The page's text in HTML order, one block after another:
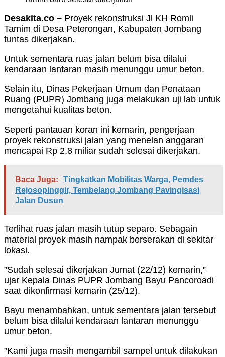
Desakita.co – Proyek rekonstruksi Jl KH Romli
Tamim di Desa Peterongan, Kabupaten Jombang
tuntas dikerjakan.
Untuk sementara ruas jalan belum bisa dilalui
kendaraan lantaran masih menunggu umur beton.
Selain itu, Dinas Pekerjaan Umum dan Penataan
Ruang (PUPR) Jombang juga melakukan uji lab untuk
mengetahui kualitas beton.
Seperti pantauan koran ini kemarin, pengerjaan
proyek rekonstruksi jalan yang menelan anggaran
mencapai Rp 2,8 miliar sudah selesai dikerjakan.
Baca Juga:
Tingkatkan Mobilitas Warga, Pemdes
Rejosopinggir, Tembelang Jombang Pavingisasi
Jalan Dusun
Terlihat ruas jalan masih tutup separo. Sebagain
material proyek masih nampak berserakan di sekitar
lokasi.
”Sudah selesai dikerjakan Jumat (22/12) kemarin,”
ujar Kepala Dinas PUPR Jombang Bayu Pancoroadi
saat dikonfirmasi kemarin (25/12).
Bayu menambahkan, untuk sementara jalan tersebut
belum bisa dilalui kendaraan lantaran menunggu
umur beton.
”Kami juga masih mengambil sampel untuk dilakukan